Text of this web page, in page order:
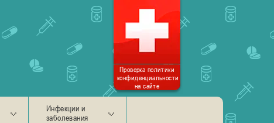
Проверка политики
конфиденциальности
на сайте
Инфекции и
заболевания